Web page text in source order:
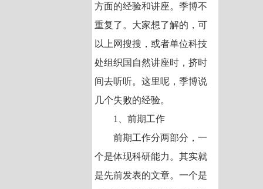
方面的经验和讲座。季博不
重复了。大家想了解的，可
以上网搜搜，或者单位科技
处组织国自然讲座时，挤时
间去听听。这里呢，季博说
几个失败的经验。
1、前期工作
前期工作分两部分，一
个是体现科研能力。其实就
是先前发表的文章。一个是